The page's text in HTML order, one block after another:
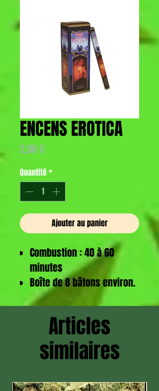
ENCENS EROTICA
2,00 €
Quantité*
Ajouter au panier
Combustion : 40 à 60
minutes
Boîte de 8 bâtons environ.
Articles
similaires